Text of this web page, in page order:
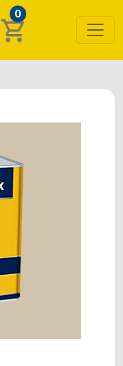
shopping_cart
0